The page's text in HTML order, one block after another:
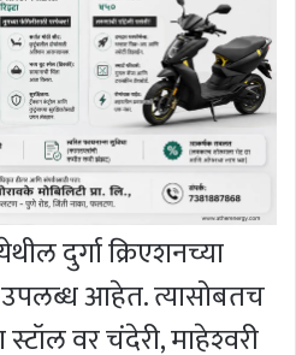
दुर्गा क्रिएशनच्या
आहेत. त्यासोबतच
वर चंदेरी, माहेश्‍वरी